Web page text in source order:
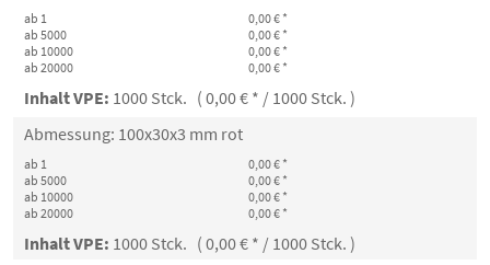
ab 1
0,00 € *
ab 5000
0,00 € *
ab 10000
0,00 € *
ab 20000
0,00 € *
Inhalt VPE: 1000 Stck. ( 0,00 € * / 1000 Stck. )
Abmessung: 100x30x3 mm rot
ab 1
0,00 € *
ab 5000
0,00 € *
ab 10000
0,00 € *
ab 20000
0,00 € *
Inhalt VPE: 1000 Stck. ( 0,00 € * / 1000 Stck. )